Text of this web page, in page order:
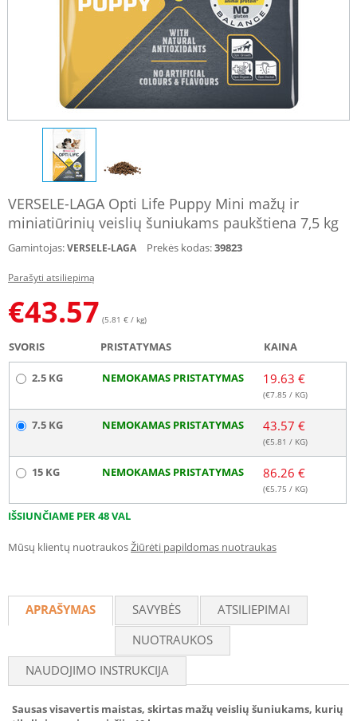
VERSELE-LAGA Opti Life Puppy Mini mažų ir
miniatiūrinių veislių šuniukams paukštiena 7,5 kg
Gamintojas:VERSELE-LAGA Prekės kodas:39823
Parašyti atsiliepimą
€43.57 (5.81 € / kg)
SVORIS PRISTATYMAS KAINA
2.5 KG NEMOKAMAS PRISTATYMAS 19.63 €
(€7.85 / KG)
7.5 KG NEMOKAMAS PRISTATYMAS 43.57 €
(€5.81 / KG)
15 KG NEMOKAMAS PRISTATYMAS 86.26 €
(€5.75 / KG)
IŠSIUNČIAME PER 48 VAL
Mūsų klientų nuotraukosŽiūrėti papildomas nuotraukas
APRAŠYMAS SAVYBĖS
ATSILIEPIMAI
NUOTRAUKOS
NAUDOJIMO INSTRUKCIJA
Sausas visavertis maistas, skirtas mažų veislių šuniukams, kurių